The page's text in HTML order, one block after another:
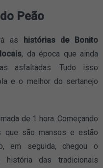
Peão
as histórias de Bonito
, da época que ainda
asfaltadas. Tudo isso
e o melhor do sertanejo
de 1 hora. Começando
que são mansos e estão
em seguida, chegou o
das tradicionais